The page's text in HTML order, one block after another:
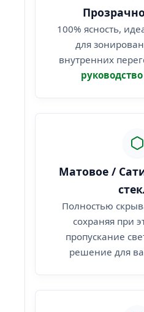
100% ясность,
для
внутренних
Матовое /
Полностью
сохраняя при
пропускание
решение для